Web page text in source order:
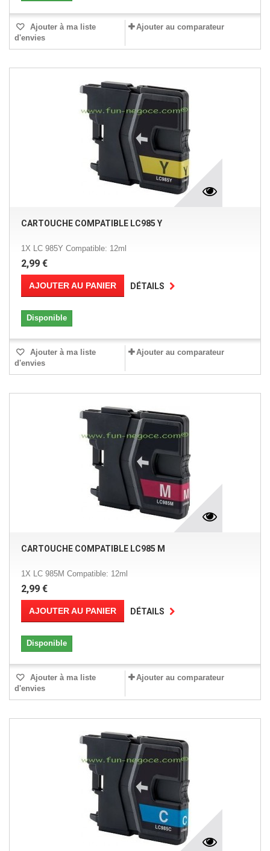
Ajouter à ma liste
d'envies
Ajouter au comparateur
CARTOUCHE COMPATIBLE LC985 Y
1X LC 985Y Compatible: 12ml
2,99 €
AJOUTER AU PANIER DÉTAILS
Disponible
Ajouter à ma liste
d'envies
Ajouter au comparateur
CARTOUCHE COMPATIBLE LC985 M
1X LC 985M Compatible: 12ml
2,99 €
AJOUTER AU PANIER DÉTAILS
Disponible
Ajouter à ma liste
d'envies
Ajouter au comparateur